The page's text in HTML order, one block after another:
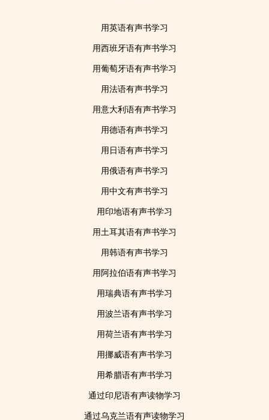
用英语有声书学习
用西班牙语有声书学习
用葡萄牙语有声书学习
用法语有声书学习
用意大利语有声书学习
用德语有声书学习
用日语有声书学习
用俄语有声书学习
用中文有声书学习
用印地语有声书学习
用土耳其语有声书学习
用韩语有声书学习
用阿拉伯语有声书学习
用瑞典语有声书学习
用波兰语有声书学习
用荷兰语有声书学习
用挪威语有声书学习
用希腊语有声书学习
通过印尼语有声读物学习
通过乌克兰语有声读物学习